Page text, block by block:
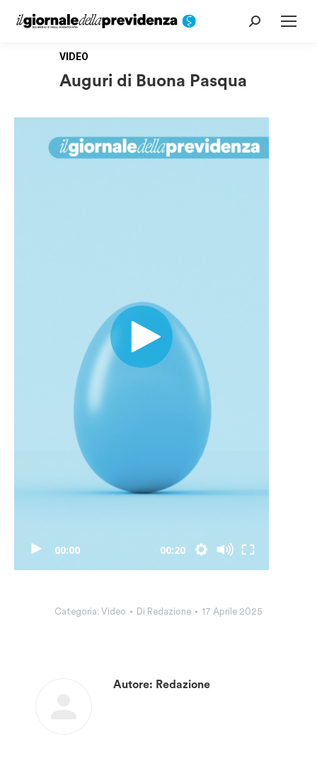
Cerca:
VIDEO
Auguri di Buona Pasqua
00:00 00:20
Categoria: Video Di Redazione 17 Aprile 2025
Autore: Redazione